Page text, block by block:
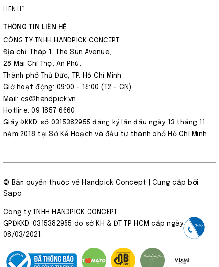
LIÊN HỆ
THÔNG TIN LIÊN HỆ
CÔNG TY TNHH HANDPICK CONCEPT
Địa chỉ: Tháp 1, The Sun Avenue,
28 Mai Chí Thọ, An Phú,
Thành phố Thủ Đức, TP. Hồ Chí Minh
Giờ hoạt động: 09:00 - 18:00 (T2 - CN)
Mail: cs@handpick.vn
Hotline: 09 1857 6660
Giấy ĐKKD: số 0315382955 đăng ký lần đầu ngày 13 tháng 11
năm 2018 tại Sở Kế Hoạch và đầu tư thành phố Hồ Chí Minh
© Bản quyền thuộc về Handpick Concept | Cung cấp bởi
Sapo
Công ty TNHH HANDPICK CONCEPT
GPĐKKD: 0315382955 do sở KH & ĐT TP. HCM cấp ngày
08/03/2021.